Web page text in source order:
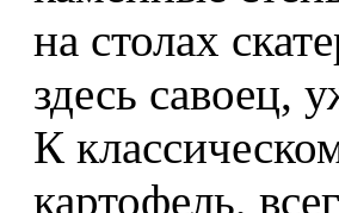
на столах
здесь савоец,
К
картофель,